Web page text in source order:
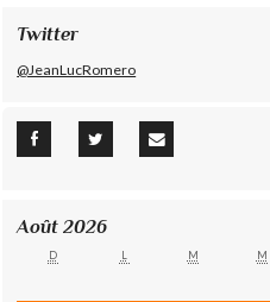
Twitter
@JeanLucRomero
Août 2026
D L M M